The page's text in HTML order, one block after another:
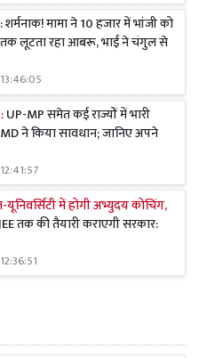
मामा ने 10 हजार में भांजी को
तक लूटता रहा आबरू, भाई ने चंगुल से
UP-MP समेत कई राज्यों में भारी
ने किया सावधान; जानिए अपने
में होगी अभ्युदय कोचिंग,
तक की तैयारी कराएगी सरकार: